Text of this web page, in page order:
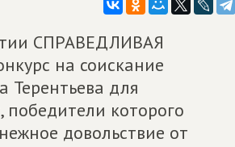
СПРАВЕДЛИВАЯ
на соискание
Терентьева для
победители которого
довольствие от